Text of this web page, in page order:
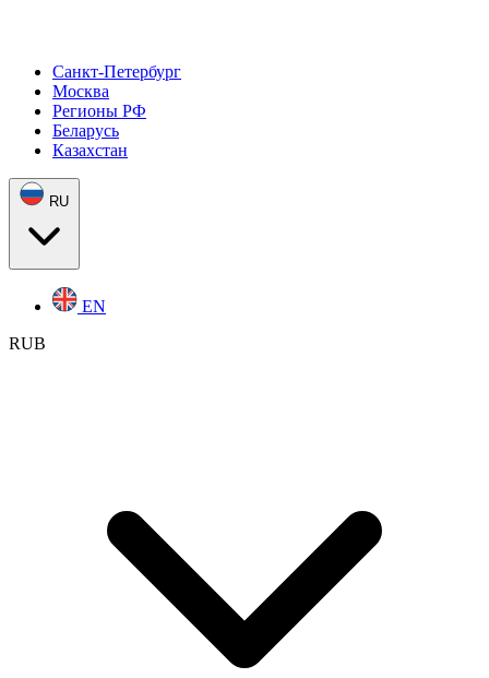
Санкт-Петербург
Москва
Регионы РФ
Беларусь
Казахстан
RU
EN
RUB